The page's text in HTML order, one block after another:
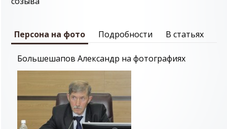
Персона на фото Подробности В статьях
Большешапов Александр на фотографиях